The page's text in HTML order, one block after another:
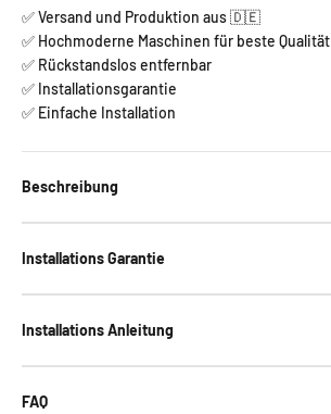
✅ Versand und Produktion aus 🇩🇪
✅ Hochmoderne Maschinen für beste Qualität
✅ Rückstandslos entfernbar
✅ Installationsgarantie
✅ Einfache Installation
Beschreibung
Installations Garantie
Installations Anleitung
FAQ